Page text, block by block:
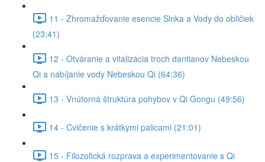
11 - Zhromažďovanie esencie Slnka a Vody do obličiek
(23:41)
12 - Otváranie a vitalizácia troch dantianov Nebeskou
Qi a nabíjanie vody Nebeskou Qi (64:36)
13 - Vnútorná štruktúra pohybov v Qi Gongu (49:56)
14 - Cvičenie s krátkymi palicami (21:01)
15 - Filozofická rozprava a experimentovanie s Qi